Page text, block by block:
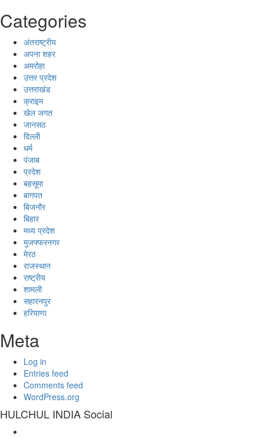
Categories
अंतराष्ट्रीय
अपना शहर
अमरोहा
उत्तर प्रदेश
उत्तराखंड
क्राइम
खेल जगत
जानसठ
दिल्ली
धर्म
पंजाब
प्रदेश
बहसूमा
बागपत
बिजनौर
बिहार
मध्य प्रदेश
मुजफ्फरनगर
मेरठ
राजस्थान
राष्ट्रीय
शामली
सहारनपुर
हरियाणा
Meta
Log in
Entries feed
Comments feed
WordPress.org
HULCHUL INDIA Social